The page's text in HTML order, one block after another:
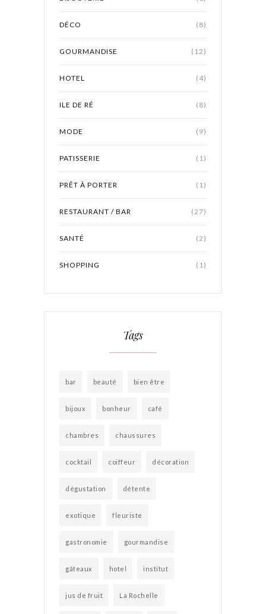
DÉCO (8)
GOURMANDISE (12)
HOTEL (4)
ILE DE RÉ (8)
MODE (9)
PATISSERIE (1)
PRÊT À PORTER (1)
RESTAURANT / BAR (27)
SANTÉ (2)
SHOPPING (1)
Tags
bar beauté bien être
bijoux bonheur café
chambres chaussures
cocktail coiffeur décoration
dégustation détente
exotique fleuriste
gastronomie gourmandise
gâteaux hotel institut
jus de fruit La Rochelle